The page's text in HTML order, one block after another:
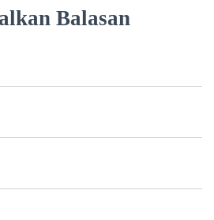
Balasan